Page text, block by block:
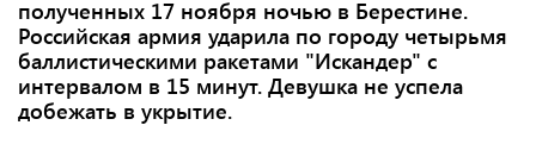
полученных 17 ноября ночью в Берестине.
Российская армия ударила по городу четырьмя
баллистическими ракетами "Искандер" с
интервалом в 15 минут. Девушка не успела
добежать в укрытие.